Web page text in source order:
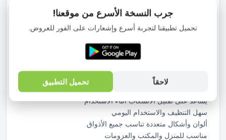
الطقم يحتوي على 4 أكواب بأشكال وألوان متعددة تناسب
الاستخدام اليومي والعزومات. صناعة صينية.
المميزات :
تصميم برميل أنيق وعصري بأشكال مميزة
مصنوع من زجاج شفاف عالي الجودة
شاليموه عملية لسهولة الشرب
مناسب للعصائر والمشروبات الباردة والميلك شيك
يساعد على تقليل الانسكاب أثناء الاستخدام
سهل التنظيف والاستخدام اليومي
ألوان وأشكال متعددة تناسب جميع الأذواق
مناسب للمنزل والمكتب والعزومات
جرب النسخة الأسرع من موقعنا!
تحميل تطبيقنا لتجربة أسرع وإشعارات على الفور للعروض.
لاحقاً تحميل التطبيق